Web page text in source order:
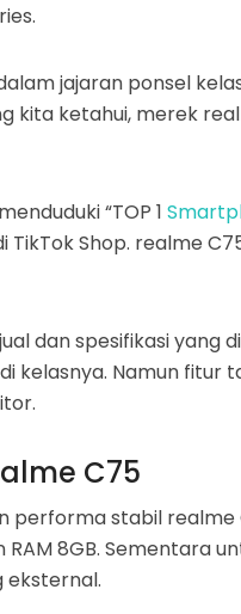
jajaran ponsel
kita ketahui, merek
“TOP 1
TikTok Shop. realme
dan spesifikasi yang
kelasnya. Namun fitur
C75
performa stabil realme
8GB. Sementara
eksternal.